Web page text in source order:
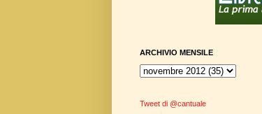
ARCHIVIO MENSILE
Tweet di @cantuale